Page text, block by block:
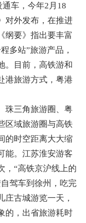
车，今年2月18
对外发布，在推进
纲要》指出要丰富
多站”旅游产品，
。目前，高铁游和
港旅游方式，粤港
三角旅游圈、粤
域旅游圈与高铁
的时空距离大大缩
能。江苏淮安游客
，“高铁京沪线上的
驾车到徐州，吃完
庄古城游览一天，
的，出省旅游耗时